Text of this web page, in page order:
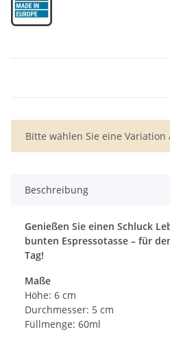
x
Bitte wählen Sie eine Variation
Beschreibung
Genießen Sie einen Schluck
bunten Espressotasse – für
Tag!
Maße
Höhe: 6 cm
Durchmesser: 5 cm
Füllmenge: 60ml